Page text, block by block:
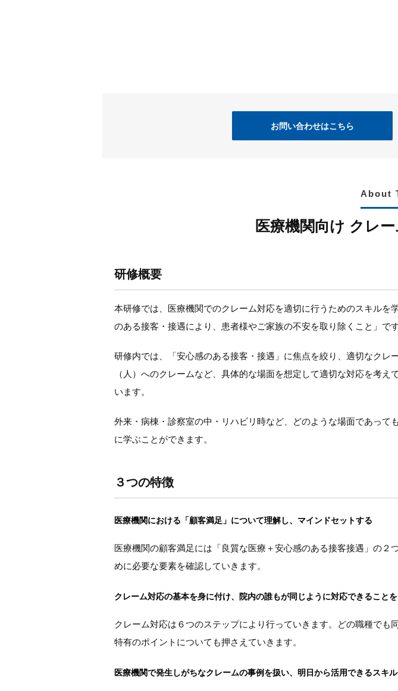
お問い合わせはこちら
About
医療機関向け クレ
研修概要
本研修では、医療機関でのクレーム対応を適切に行うためのスキル
のある接客・接遇により、患者様やご家族の不安を取り除くこと」です
研修内では、「安心感のある接客・接遇」に焦点を絞り、適切なク
（人）へのクレームなど、具体的な場面を想定して適切な対応を考
います。
外来・病棟・診察室の中・リハビリ時など、どのような場面であっ
に学ぶことができます。
３つの特徴
医療機関における「顧客満足」について理解し、マインドセットする
医療機関の顧客満足には「良質な医療＋安心感のある接客接遇」の
めに必要な要素を確認していきます。
クレーム対応の基本を身に付け、院内の誰もが同じように対応できること
クレーム対応は６つのステップにより行っていきます。どの職種で
特有のポイントについても押さえていきます。
医療機関で発生しがちなクレームの事例を扱い、明日から活用できるスキ